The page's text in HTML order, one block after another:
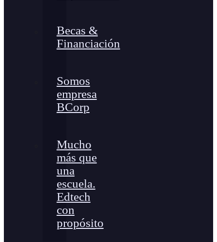
Becas &
Financiación
Somos
empresa
BCorp
Mucho
más que
una
escuela.
Edtech
con
propósito